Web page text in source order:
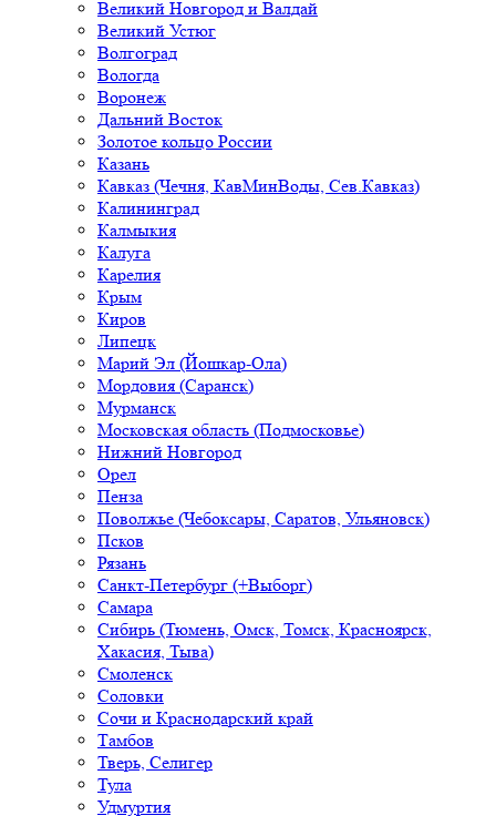
Великий Новгород и Валдай
Великий Устюг
Волгоград
Вологда
Воронеж
Дальний Восток
Золотое кольцо России
Казань
Кавказ (Чечня, КавМинВоды, Сев.Кавказ)
Калининград
Калмыкия
Калуга
Карелия
Крым
Киров
Липецк
Марий Эл (Йошкар-Ола)
Мордовия (Саранск)
Мурманск
Московская область (Подмосковье)
Нижний Новгород
Орел
Пенза
Поволжье (Чебоксары, Саратов, Ульяновск)
Псков
Рязань
Санкт-Петербург (+Выборг)
Самара
Сибирь (Тюмень, Омск, Томск, Красноярск,
Хакасия, Тыва)
Смоленск
Соловки
Сочи и Краснодарский край
Тамбов
Тверь, Селигер
Тула
Удмуртия